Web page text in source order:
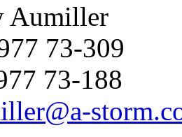
Aumiller
73-309
73-188